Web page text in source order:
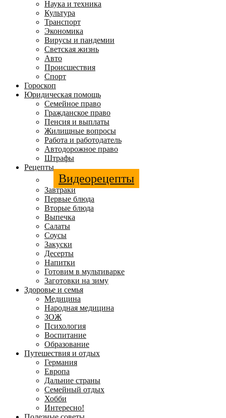
Наука и техника
Культура
Транспорт
Экономика
Вирусы и пандемии
Светская жизнь
Авто
Происшествия
Спорт
Гороскоп
Юридическая помощь
Семейное право
Гражданское право
Пенсия и выплаты
Жилищные вопросы
Работа и работодатель
Автодорожное право
Штрафы
Рецепты
Видеорецепты
Завтраки
Первые блюда
Вторые блюда
Выпечка
Салаты
Соусы
Закуски
Десерты
Напитки
Готовим в мультиварке
Заготовки на зиму
Здоровье и семья
Медицина
Народная медицина
ЗОЖ
Психология
Воспитание
Образование
Путешествия и отдых
Германия
Европа
Дальние страны
Семейный отдых
Хобби
Интересно!